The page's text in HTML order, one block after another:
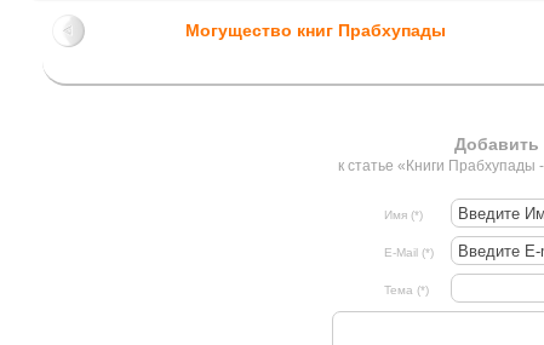
Могущество книг Прабхупады
Добавить
к статье «Книги Прабхупады
Имя (*)
E-Mail (*)
Тема (*)